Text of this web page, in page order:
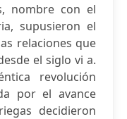
nombre con el
supusieron el
relaciones que
el siglo vi a.
revolución
por el avance
decidieron